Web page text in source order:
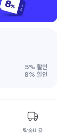
5% 할인
8% 할인
탁송비용